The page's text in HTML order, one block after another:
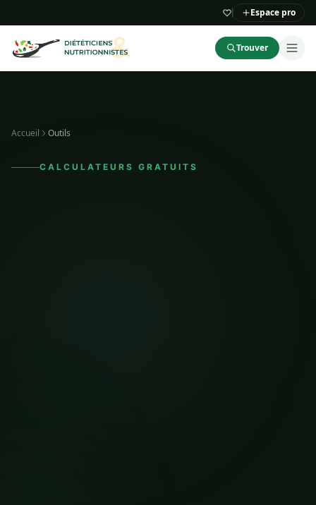
Espace pro
Trouver
Accueil Outils
CALCULATEURS GRATUITS